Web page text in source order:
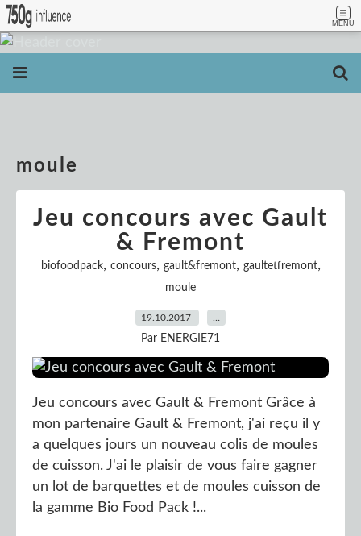
MENU
moule
Jeu concours avec Gault
& Fremont
biofoodpack, concours, gault&fremont, gaultetfremont,
moule
19.10.2017
Par ENERGIE71
Jeu concours avec Gault & Fremont Grâce à
mon partenaire Gault & Fremont, j'ai reçu il y
a quelques jours un nouveau colis de moules
de cuisson. J'ai le plaisir de vous faire gagner
un lot de barquettes et de moules cuisson de
la gamme Bio Food Pack !...